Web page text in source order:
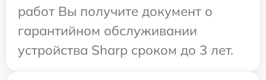
работ Вы получите документ о
гарантийном обслуживании
устройства Sharp сроком до 3 лет.